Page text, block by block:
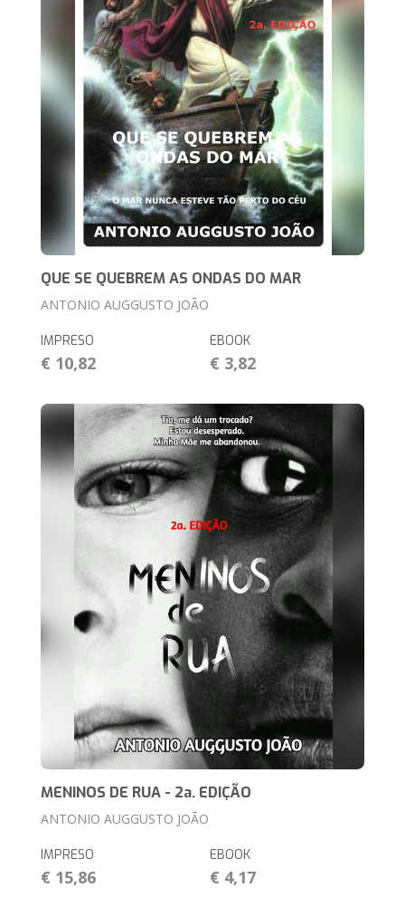
QUE SE QUEBREM AS ONDAS DO MAR
ANTONIO AUGGUSTO JOÃO
IMPRESO
€ 10,82
EBOOK
€ 3,82
MENINOS DE RUA - 2a. EDIÇÃO
ANTONIO AUGGUSTO JOÃO
IMPRESO
€ 15,86
EBOOK
€ 4,17